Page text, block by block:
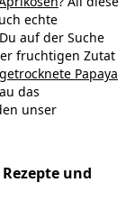
echte
auf der Suche
fruchtigen Zutat
getrocknete Papaya
das
unser
und